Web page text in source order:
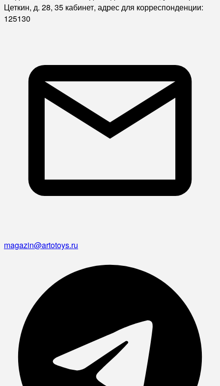
Цеткин, д. 28, 35 кабинет, адрес для корреспонденции:
125130
magazin@artotoys.ru